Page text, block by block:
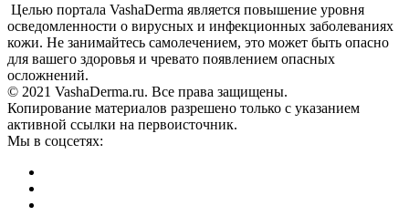
Целью портала VashaDerma является повышение уровня
осведомленности о вирусных и инфекционных заболеваниях
кожи. Не занимайтесь самолечением, это может быть опасно
для вашего здоровья и чревато появлением опасных
осложнений.
© 2021 VashaDerma.ru. Все права защищены.
Копирование материалов разрешено только с указанием
активной ссылки на первоисточник.
Мы в соцсетях: